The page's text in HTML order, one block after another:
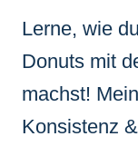
Lerne, wie
Donuts mit
machst!
Konsistenz